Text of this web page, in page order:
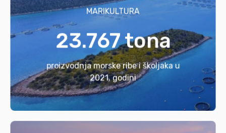
MARIKULTURA
23.767 tona
proizvodnja morske ribe i školjaka u
2021. godini